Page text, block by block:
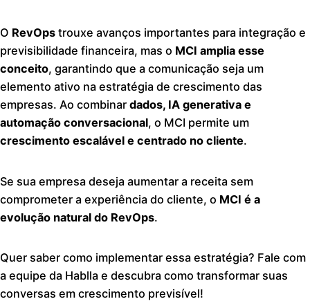
O RevOps trouxe avanços importantes para integração e
previsibilidade financeira, mas o MCI amplia esse
conceito, garantindo que a comunicação seja um
elemento ativo na estratégia de crescimento das
empresas. Ao combinar dados, IA generativa e
automação conversacional, o MCI permite um
crescimento escalável e centrado no cliente.
Se sua empresa deseja aumentar a receita sem
comprometer a experiência do cliente, o MCI é a
evolução natural do RevOps.
Quer saber como implementar essa estratégia? Fale com
a equipe da Hablla e descubra como transformar suas
conversas em crescimento previsível!